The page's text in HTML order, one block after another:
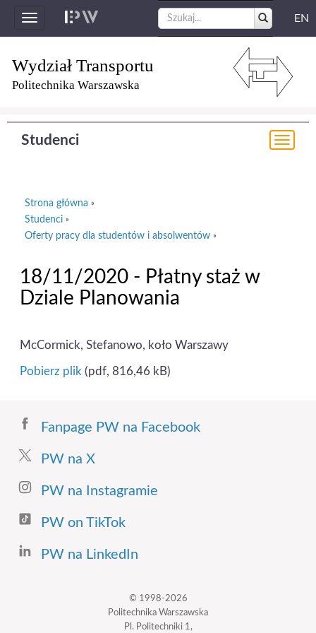
Toggle
navigation
EN
Wydział Transportu
Politechnika Warszawska
Studenci
Strona główna »
Studenci »
Oferty pracy dla studentów i absolwentów »
18/11/2020 - Płatny staż w
Dziale Planowania
McCormick, Stefanowo, koło Warszawy
Pobierz plik (pdf, 816,46 kB)
Fanpage PW na Facebook
PW na X
PW na Instagramie
PW on TikTok
PW na LinkedIn
© 1998-2026
Politechnika Warszawska
Pl. Politechniki 1,